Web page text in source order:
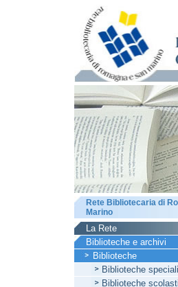
Rete Bibliotecaria di
Marino
La Rete
Biblioteche e archivi
Biblioteche
Biblioteche
Biblioteche